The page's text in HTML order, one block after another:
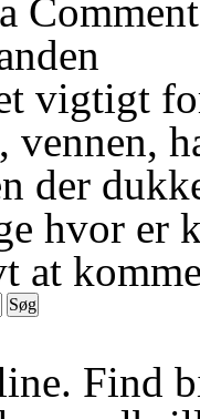
Comment
vigtigt
der
hvor er
at
Find